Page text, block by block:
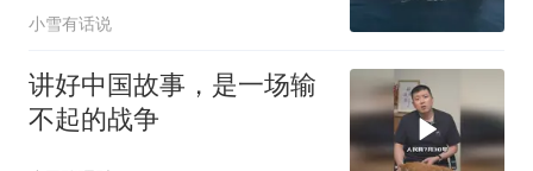
了？
小雪有话说
讲好中国故事，是一场输
不起的战争